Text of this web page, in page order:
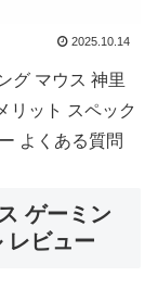
2025.10.14
グ マウス 神里
ット スペック
よくある質問
ゲーミン
レビュー